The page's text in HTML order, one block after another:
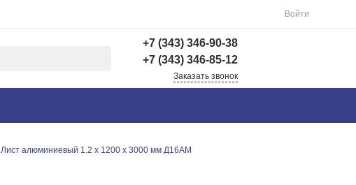
Войти
+7 (343) 346-90-38
+7 (343) 346-85-12
г. Екатеринбург,
Пн-Пт: 9:00-18:00 Cб-
Заказать звонок
Лист алюминиевый 1.2 х 1200 х 3000 мм Д16АМ